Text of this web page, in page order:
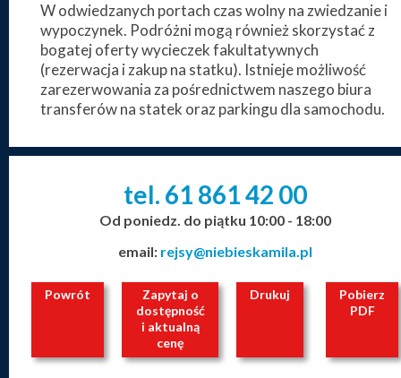
W odwiedzanych portach czas wolny na zwiedzanie i
wypoczynek. Podróżni mogą również skorzystać z
bogatej oferty wycieczek fakultatywnych
(rezerwacja i zakup na statku). Istnieje możliwość
zarezerwowania za pośrednictwem naszego biura
transferów na statek oraz parkingu dla samochodu.
tel. 61 86142 00
Od poniedz. do piątku 10:00 - 18:00
email: rejsy@niebieskamila.pl
Powrót
Zapytaj o
dostępność
i aktualną
cenę
Drukuj
Pobierz
PDF